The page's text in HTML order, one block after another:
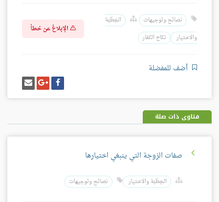
نصائح وتوجيهات
الخِطْبَة
والاختيار
نكاح الكفار
الإبلاغ عن خطأ
أضف للمفضلة
شارك
على
فيسبوك
شارك
على
غوغل
بلس
إرسل
إيميل
فتاوى ذات صلة
صفات الزوجة التي ينبغي اختيارها
الخِطْبَة والاختيار نصائح وتوجيهات